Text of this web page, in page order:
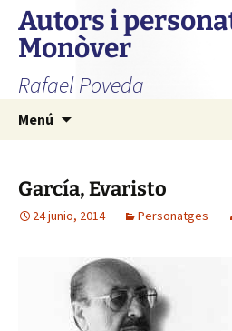
Autors i
Monòver
Rafael Poveda
Menú
García, Evaristo
24 junio, 2014 Personatges